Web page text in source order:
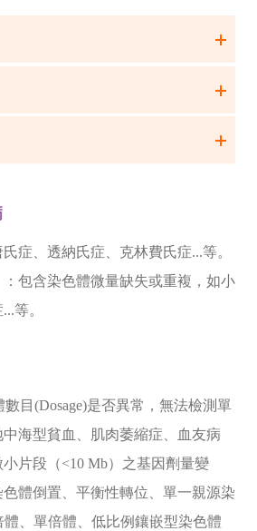
症、透納氏症、克林費氏症...等。
：包含染色體微量缺失或重複，如小
等。
目(Dosage)是否異常，無法檢測單
海型貧血、肌肉萎縮症、血友病
片段（<10 Mb）之基因劑量變
體倒置、平衡性轉位、單一親源染
、單倍體、低比例鑲嵌型染色體